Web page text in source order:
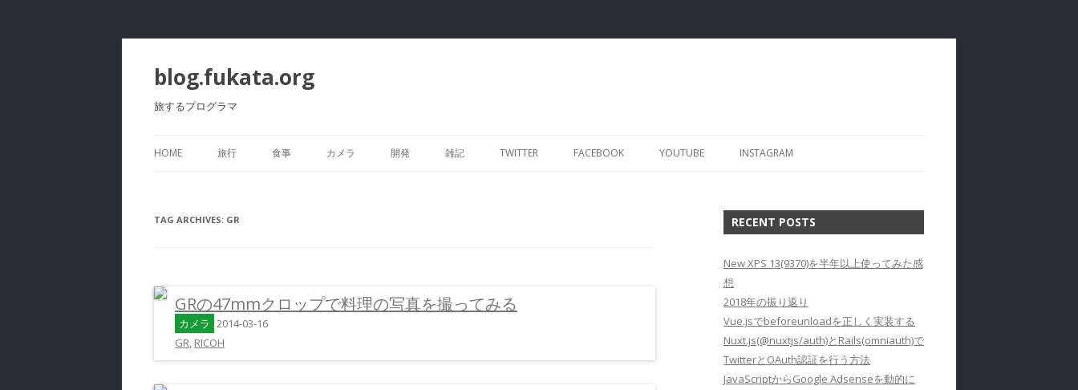
blog.fukata.org
旅するプログラマ
HOME 旅行 食事 カメラ 開発 雑記 TWITTER FACEBOOK YOUTUBE INSTAGRAM
TAG ARCHIVES: GR
GRの47mmクロップで料理の写真を撮ってみる
カメラ 2014-03-16
GR, RICOH
RECENT POSTS
New XPS 13(9370)を半年以上使ってみた感
想
2018年の振り返り
Vue.jsでbeforeunloadを正しく実装する
Nuxt.js(@nuxtjs/auth)とRails(omniauth)で
TwitterとOAuth認証を行う方法
JavaScriptからGoogle Adsenseを動的に